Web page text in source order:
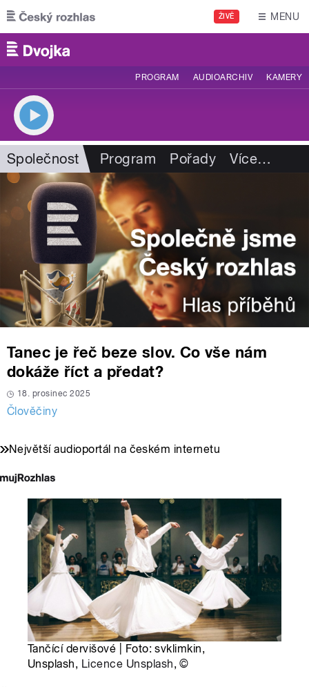
Přejít k hlavnímu obsahu
ŽIVĚ MENU
PROGRAM AUDIOARCHIV KAMERY
Společnost Program Pořady Více…
Tanec je řeč beze slov. Co vše nám
dokáže říct a předat?
18. prosinec 2025
Člověčiny
Největší audioportál na českém internetu
Tančící dervišové | Foto: svklimkin,
Unsplash, Licence Unsplash,©